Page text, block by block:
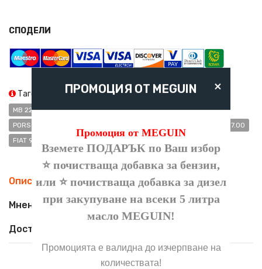
СПОДЕЛИ
Тагове: LIQUI MOLY 5W30 MB 229.31
MB 229.51
MB 229.52
OPEL OV0401547-G30
OPEL OV0401547-D30
PORSCHE C30
VW 507.00
FIAT 9.55535-S1
FIAT 9.55535-S3
ПРОМОЦИЯ ОТ MEGUIN ×
Промоция от MEGUIN
Вземете ПОДАРЪК по Ваш избор
⭐ почистваща добавка за бензин,
или ⭐ почистваща добавка за дизел
при закупуване на всеки 5 литра
масло MEGUIN!
Промоцията е валидна до изчерпване на
количествата!
Описание
Мнения (0)
Доставка